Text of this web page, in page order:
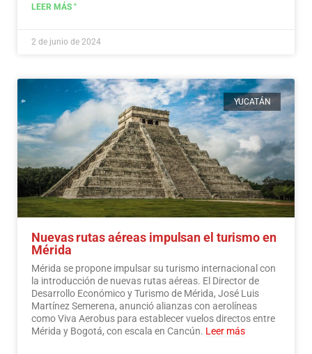
Ciudadano, también en la contienda.
LEER MÁS "
2 de junio de 2024
YUCATÁN
Nuevas rutas aéreas impulsan el turismo en
Mérida
Mérida se propone impulsar su turismo internacional con
la introducción de nuevas rutas aéreas. El Director de
Desarrollo Económico y Turismo de Mérida, José Luis
Martínez Semerena, anunció alianzas con aerolíneas
como Viva Aerobus para establecer vuelos directos entre
Mérida y Bogotá, con escala en Cancún. Leer más